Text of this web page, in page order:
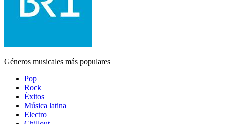
Géneros musicales más populares
Pop
Rock
Éxitos
Música latina
Electro